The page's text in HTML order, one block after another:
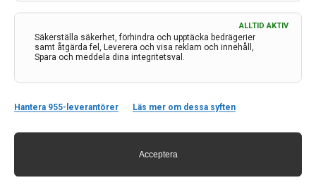
Säkerställa säkerhet, förhindra och upptäcka bedrägerier
samt åtgärda fel, Leverera och visa reklam och innehåll,
Spara och meddela dina integritetsval.
ALLTID AKTIV
Hantera 955-leverantörer Läs mer om dessa syften
Acceptera
Neurologi i Sverige
c/o Forskaren Office Hub
nis@pharma-industry.se